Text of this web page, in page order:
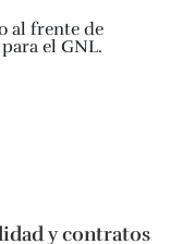
y contratos